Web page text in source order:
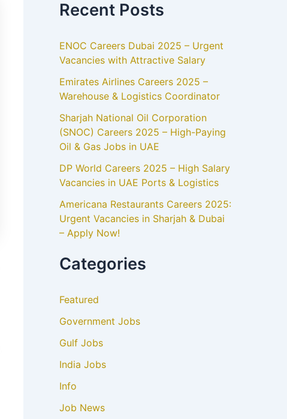
Recent Posts
ENOC Careers Dubai 2025 – Urgent
Vacancies with Attractive Salary
Emirates Airlines Careers 2025 –
Warehouse & Logistics Coordinator
Sharjah National Oil Corporation
(SNOC) Careers 2025 – High-Paying
Oil & Gas Jobs in UAE
DP World Careers 2025 – High Salary
Vacancies in UAE Ports & Logistics
Americana Restaurants Careers 2025:
Urgent Vacancies in Sharjah & Dubai
– Apply Now!
Categories
Featured
Government Jobs
Gulf Jobs
India Jobs
Info
Job News